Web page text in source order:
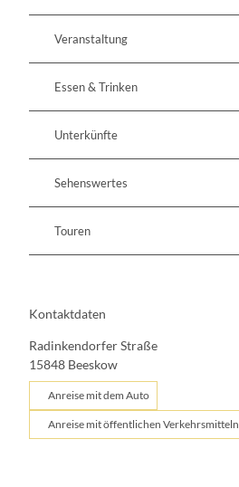
Veranstaltung
Essen & Trinken
Unterkünfte
Sehenswertes
Touren
Kontaktdaten
Radinkendorfer Straße
15848 Beeskow
Anreise mit dem Auto
Anreise mit öffentlichen Verkehrsmitteln